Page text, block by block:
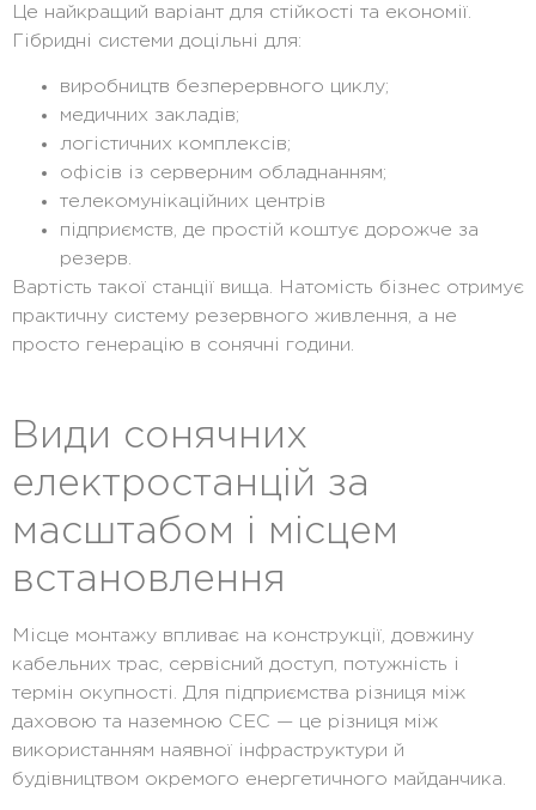
Це найкращий варіант для стійкості та економії.
Гібридні системи доцільні для:
виробництв безперервного циклу;
медичних закладів;
логістичних комплексів;
офісів із серверним обладнанням;
телекомунікаційних центрів
підприємств, де простій коштує дорожче за
резерв.
Вартість такої станції вища. Натомість бізнес отримує
практичну систему резервного живлення, а не
просто генерацію в сонячні години.
Види сонячних
електростанцій за
масштабом і місцем
встановлення
Місце монтажу впливає на конструкції, довжину
кабельних трас, сервісний доступ, потужність і
термін окупності. Для підприємства різниця між
даховою та наземною СЕС — це різниця між
використанням наявної інфраструктури й
будівництвом окремого енергетичного майданчика.